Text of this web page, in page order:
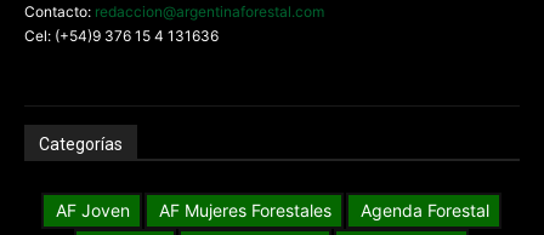
Contacto: redaccion@argentinaforestal.com
Cel: (+54)9 376 15 4 131636
Categorías
AF Joven AF Mujeres Forestales
Agenda Forestal